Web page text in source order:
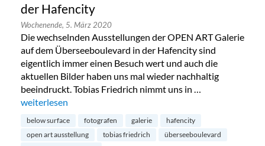
der Hafencity
Wochenende, 5. März 2020
Die wechselnden Ausstellungen der OPEN ART Galerie
auf dem Überseeboulevard in der Hafencity sind
eigentlich immer einen Besuch wert und auch die
aktuellen Bilder haben uns mal wieder nachhaltig
beeindruckt. Tobias Friedrich nimmt uns in …
„Below Surface: Unterwasserfotografie in der Hafencity“
weiterlesen
below surface fotografen galerie
hafencity
open art ausstellung
tobias friedrich
überseeboulevard